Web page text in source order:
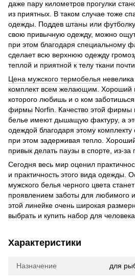
даже пару километров прогулки
из приятных. В таком случае тоже
одежды. Поддев штаны или
свою привычную одежду, можно
при этом благодаря специальному
сделает всю верхнюю одежду
теплой и приятной к телу ткани
Цена мужского термобелья
комплект всем желающим. Хороший
которого любишь и о ком
фирмы Norfin. Качество этой фирмы
белье имеют дышащую фактуру, а
одеждой благодаря этому
при этом задерживая тепло.
привык делать паузы в спорте, из-за
Сегодня весь мир оценил
и практичность этого вида одежды.
мужского белья черного цвета
проявлением заботы для любимого
этой линейке очень широкая
выбрать и купить набор для
Характеристики
Назначение для